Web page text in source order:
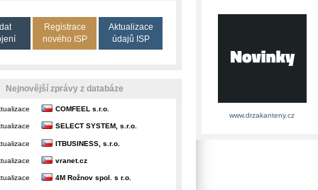
Registrace
nového ISP
Aktualizace
údajů ISP
Nejnovější zprávy z databáze
COMFEEL s.r.o.
SELECT SYSTEM, s.r.o.
ITBUSINESS, s.r.o.
vranet.cz
4M Rožnov spol. s r.o.
www.drzakanteny.cz